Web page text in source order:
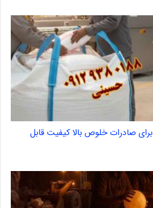
تولید نمک PVD برای صادرات خلوص بالا کیفیت قابل